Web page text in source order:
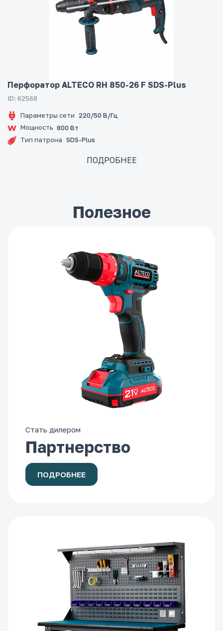
Перфоратор ALTECO RH 850-26 F SDS-Plus
ID: 62568
Параметры сети 220/50 В/Гц
Мощность 800 Вт
Тип патрона SDS-Plus
ПОДРОБНЕЕ
Полезное
Стать дилером
Партнерство
ПОДРОБНЕЕ